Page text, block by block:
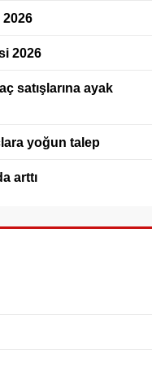
2026
satışlarına ayak
yoğun talep
arttı